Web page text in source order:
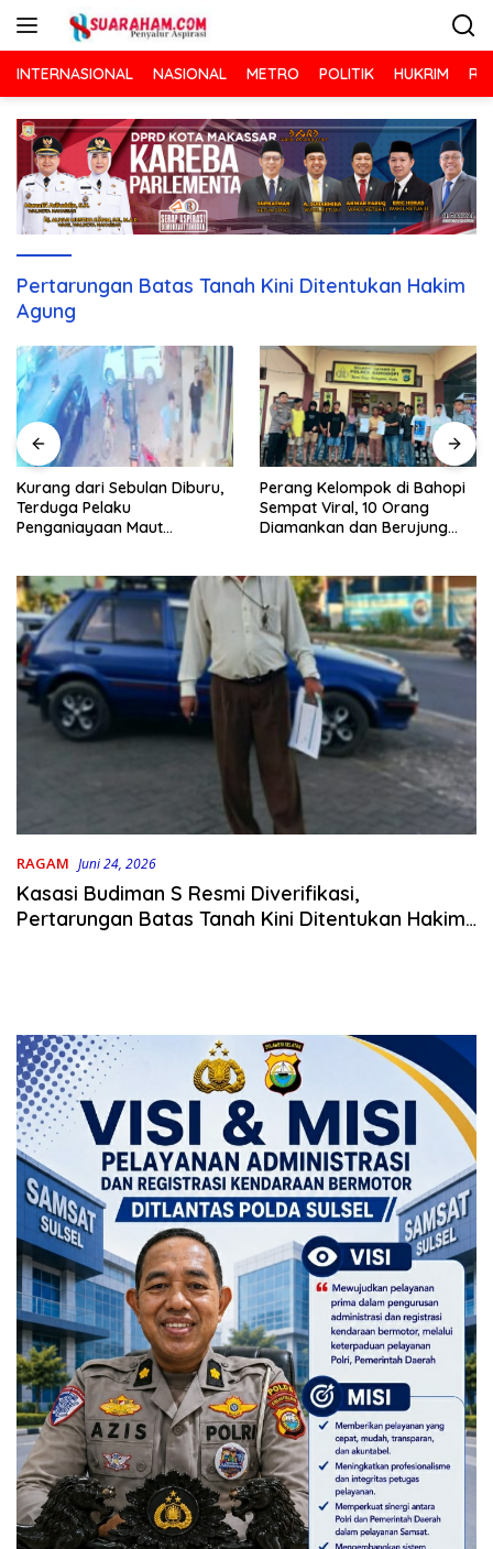
INTERNASIONAL NASIONAL METRO POLITIK HUKRIM
Pertarungan Batas Tanah Kini Ditentukan Hakim
Agung
Kurang dari Sebulan Diburu,
Terduga Pelaku
Penganiayaan Maut
Perang Kelompok di Bahopi
Sempat Viral, 10 Orang
Diamankan dan Berujung
RAGAM Juni 24, 2026
Kasasi Budiman S Resmi Diverifikasi,
Pertarungan Batas Tanah Kini Ditentukan Hakim